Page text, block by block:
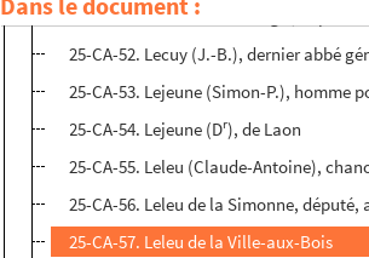
25-CA-51. Lecarlier de Colligis, député
25-CA-52. Lecuy (J.-B.), dernier abbé
25-CA-53. Lejeune (Simon-P.), homme
25-CA-54. Lejeune (Dr), de Laon
25-CA-55. Leleu (Claude-Antoine),
25-CA-56. Leleu de la Simonne,
25-CA-57. Leleu de la Ville-aux-Bois